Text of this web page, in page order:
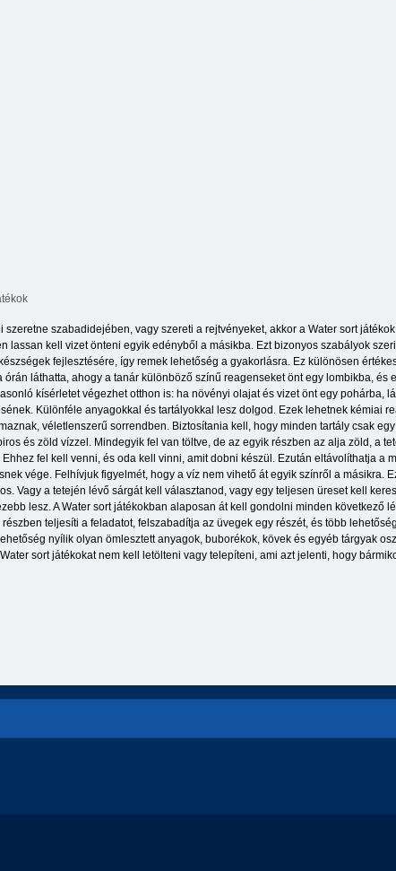
szabadidejében, vagy szereti a rejtvényeket, akkor a Water sort
lassan kell vizet önteni egyik edényből a másikba. Ezt bizonyos szabályok
fejlesztésére, így remek lehetőség a gyakorlásra. Ez különösen
láthatta, ahogy a tanár különböző színű reagenseket önt egy lombikba,
kísérletet végezhet otthon is: ha növényi olajat és vizet önt egy pohárba,
Különféle anyagokkal és tartályokkal lesz dolgod. Ezek lehetnek kémiai
véletlenszerű sorrendben. Biztosítania kell, hogy minden tartály csak
és zöld vízzel. Mindegyik fel van töltve, de az egyik részben az alja zöld, a
fel kell venni, és oda kell vinni, amit dobni készül. Ezután eltávolíthatja a
vége. Felhívjuk figyelmét, hogy a víz nem vihető át egyik színről a másikra.
Vagy a tetején lévő sárgát kell választanod, vagy egy teljesen üreset kell
lesz. A Water sort játékokban alaposan át kell gondolni minden következő
teljesíti a feladatot, felszabadítja az üvegek egy részét, és több
nyílik olyan ömlesztett anyagok, buborékok, kövek és egyéb tárgyak
sort játékokat nem kell letölteni vagy telepíteni, ami azt jelenti, hogy